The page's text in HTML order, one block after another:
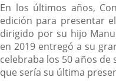
En los últimos años,
edición para presentar
dirigido por su hijo
en 2019 entregó a su
celebraba los 50 años de
que sería su última